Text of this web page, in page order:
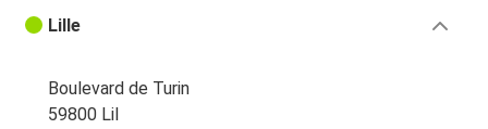
Gent
Lille
Boulevard de Turin
59800 Lil